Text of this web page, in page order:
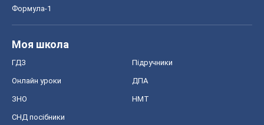
Формула-1
Моя школа
ГДЗ Підручники
Онлайн уроки ДПА
ЗНО НМТ
СНД посібники